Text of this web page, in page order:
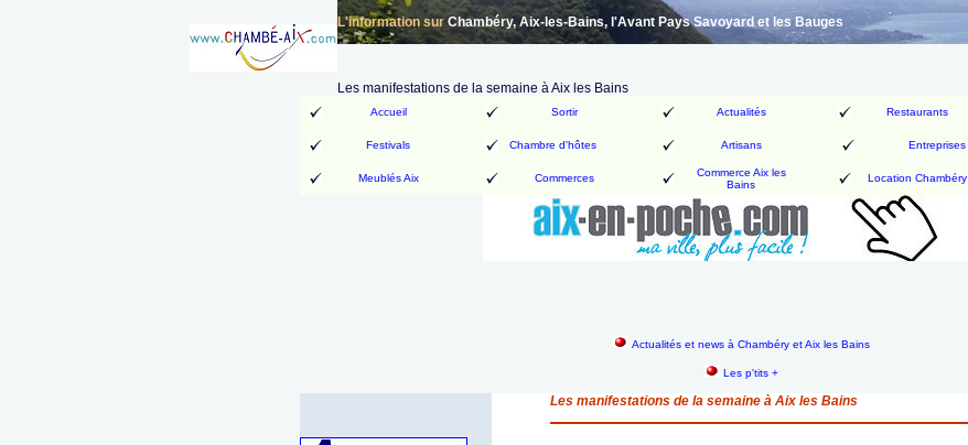
L'information surChambéry, Aix-les-Bains, l'Avant Pays Savoyard et les Bauges
Les manifestations de la semaine à Aix les Bains
Accueil Sortir Actualités Restaurants
Festivals Chambre d'hôtes Artisans Entreprises
Meublés Aix Commerces
Commerce Aix les
Bains
Location Chambéry
Actualités et news à Chambéry et Aix les Bains
Les p'tits +
Les manifestations de la semaine à Aix les Bains